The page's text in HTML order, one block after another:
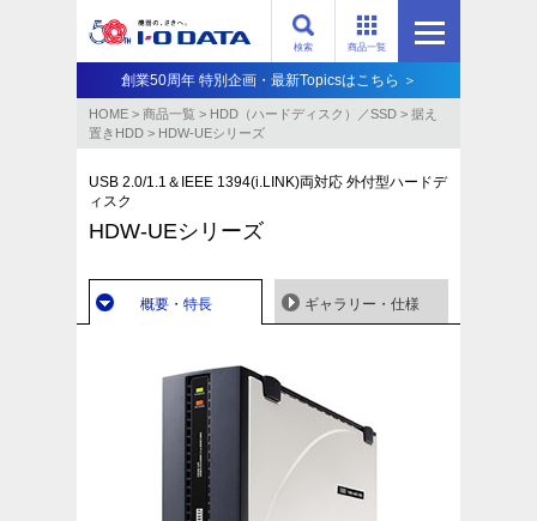
商品一覧
検索
創業50周年 特別企画・最新Topicsはこちら ＞
HOME > 商品一覧 > HDD（ハードディスク）／SSD > 据え
置きHDD > HDW-UEシリーズ
USB 2.0/1.1＆IEEE 1394(i.LINK)両対応 外付型ハードデ
ィスク
HDW-UEシリーズ
概要・特長 ギャラリー・仕様